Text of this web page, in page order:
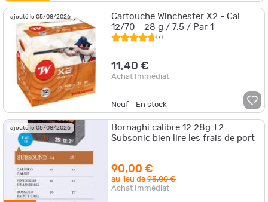
ajouté le 05/08/2026
Cartouche Winchester X2 - Cal.
12/70 - 28 g / 7.5 / Par 1
(7)
11,40 €
Achat Immédiat
Neuf - En stock
ajouté le 05/08/2026
Bornaghi calibre 12 28g T2
Subsonic bien lire les frais de port
90,00 €
au lieu de95,00 €
Achat Immédiat